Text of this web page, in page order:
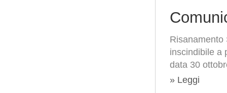
Risanamento
inscindibile a
data 30
» Leggi